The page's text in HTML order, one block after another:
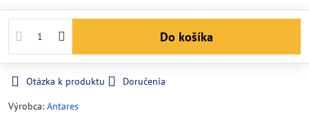
Do košíka
Otázka k produktu
Doručenia
Výrobca: Antares